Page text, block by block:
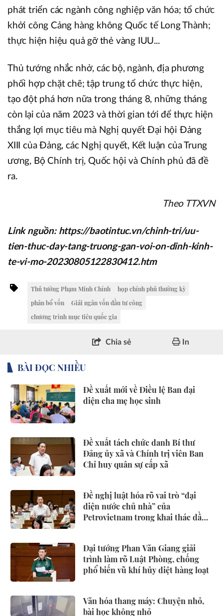
phát triển các ngành công nghiệp văn hóa; tổ chức
khởi công Cảng hàng không Quốc tế Long Thành;
thực hiện hiệu quả gỡ thẻ vàng IUU...
Thủ tướng nhắc nhở, các bộ, ngành, địa phương
phối hợp chặt chẽ; tập trung tổ chức thực hiện,
tạo đột phá hơn nữa trong tháng 8, những tháng
còn lại của năm 2023 và thời gian tới để thực hiện
thắng lợi mục tiêu mà Nghị quyết Đại hội Đảng
XIII của Đảng, các Nghị quyết, Kết luận của Trung
ương, Bộ Chính trị, Quốc hội và Chính phủ đã đề
ra.
Theo TTXVN
Link nguồn: https://baotintuc.vn/chinh-tri/uu-
tien-thuc-day-tang-truong-gan-voi-on-dinh-kinh-
te-vi-mo-20230805122830412.htm
Thủ tướng Phạm Minh Chính
họp chính phủ thường kỳ
phân bổ vốn
Giải ngân vốn đầu tư công
chương trình mục tiêu quốc gia
Chia sẻ In
BÀI ĐỌC NHIỀU
Đề xuất mới về Điều lệ Ban đại
diện cha mẹ học sinh
Đề xuất tách chức danh Bí thư
Đảng ủy xã và Chính trị viên Ban
Chỉ huy quân sự cấp xã
Đề nghị luật hóa rõ vai trò “đại
diện nước chủ nhà” của
Petrovietnam trong khai thác dầu
Đại tướng Phan Văn Giang giải
trình làm rõ Luật Phòng, chống
phổ biến vũ khí hủy diệt hàng loạt
Văn hóa thang máy: Chuyện nhỏ,
bài học không nhỏ